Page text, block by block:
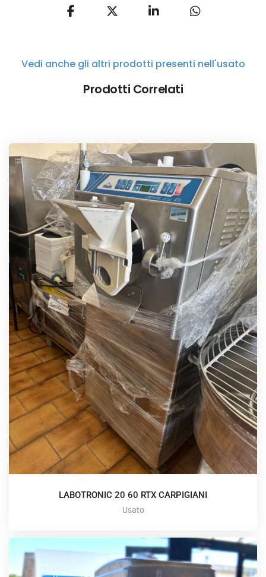
Vedi anche gli altri prodotti presenti nell'usato
Prodotti Correlati
LABOTRONIC 20 60 RTX CARPIGIANI
Usato